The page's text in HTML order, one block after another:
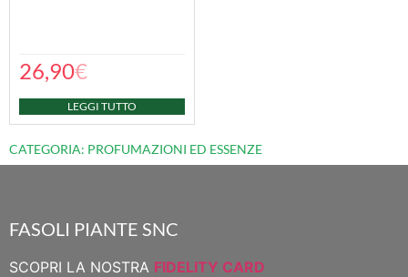
26,90€
LEGGI TUTTO
CATEGORIA: PROFUMAZIONI ED ESSENZE
FASOLI PIANTE SNC
SCOPRI LA NOSTRA FIDELITY CARD